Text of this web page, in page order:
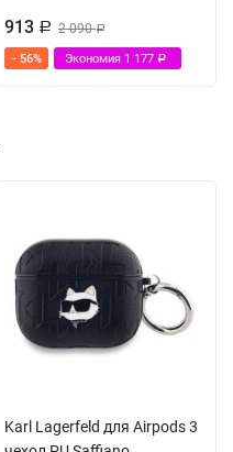
913 Р 2 090Р
- 56% Экономия 1 177 Р
Karl Lagerfeld для Airpods 3